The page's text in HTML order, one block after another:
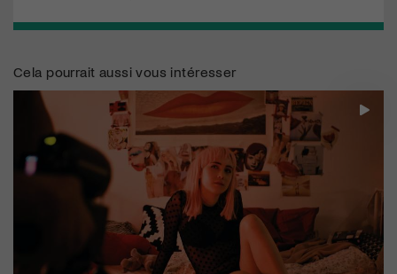
Cela pourrait aussi vous intéresser